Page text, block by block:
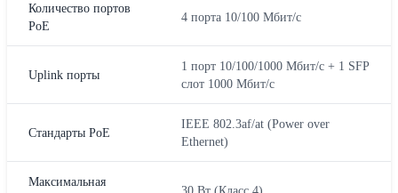
Количество портов
PoE
4 порта 10/100 Мбит/с
Uplink порты
1 порт 10/100/1000 Мбит/с + 1 SFP
слот 1000 Мбит/с
Стандарты PoE
IEEE 802.3af/at (Power over
Ethernet)
Максимальная